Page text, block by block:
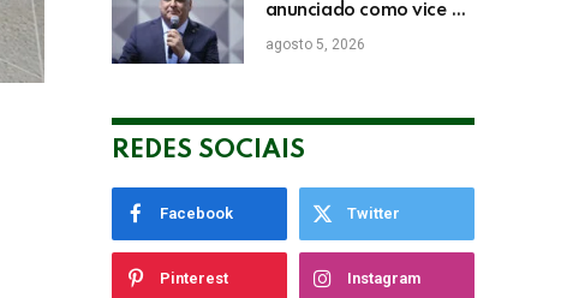
anunciado como vice de
Flávio Bolsonaro
agosto 5, 2026
REDES SOCIAIS
Facebook Twitter
Pinterest Instagram